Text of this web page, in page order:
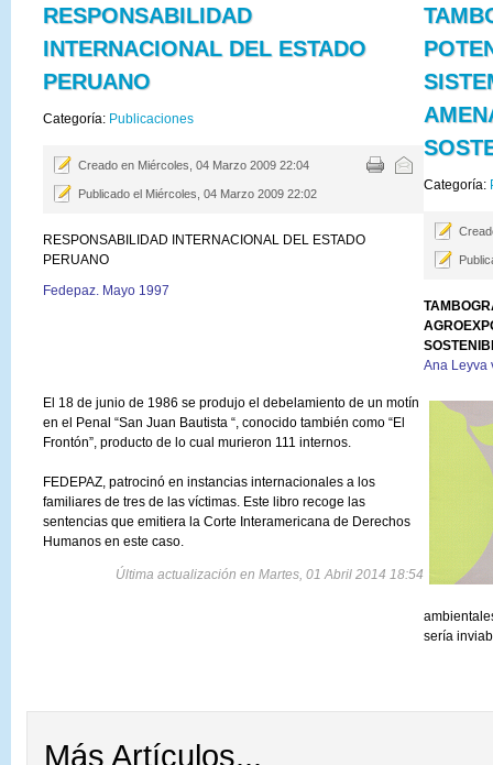
RESPONSABILIDAD
INTERNACIONAL DEL ESTADO
PERUANO
Categoría: Publicaciones
Creado en Miércoles, 04 Marzo 2009 22:04
Publicado el Miércoles, 04 Marzo 2009 22:02
RESPONSABILIDAD INTERNACIONAL DEL ESTADO
PERUANO
Fedepaz. Mayo 1997
El 18 de junio de 1986 se produjo el debelamiento de un motín
en el Penal “San Juan Bautista “, conocido también como “El
Frontón”, producto de lo cual murieron 111 internos.
FEDEPAZ, patrocinó en instancias internacionales a los
familiares de tres de las víctimas. Este libro recoge las
sentencias que emitiera la Corte Interamericana de Derechos
Humanos en este caso.
Última actualización en Martes, 01 Abril 2014 18:54
Categoría:
Ana Leyva
sería
Más Artículos...